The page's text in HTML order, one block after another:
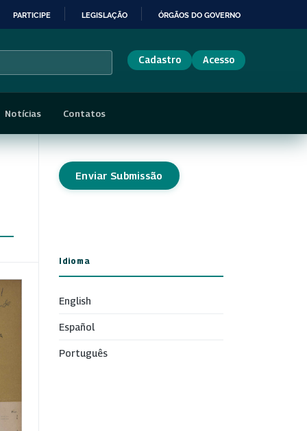
PARTICIPE LEGISLAÇÃO ÓRGÃOS DO GOVERNO
Cadastro Acesso
Notícias Contatos
Enviar Submissão
Idioma
English
Español
Português